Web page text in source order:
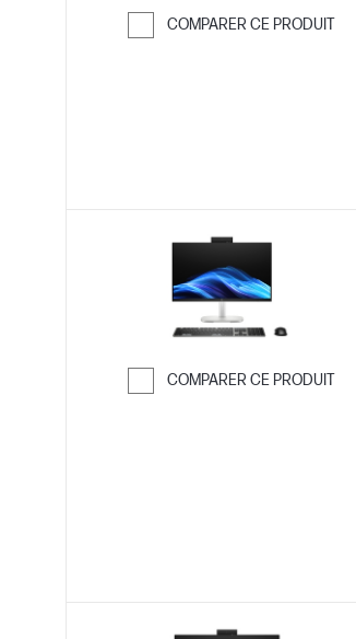
COMPARER CE PRODUIT
COMPARER CE PRODUIT